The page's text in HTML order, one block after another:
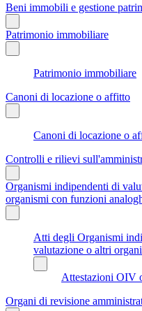
Beni immobili e gestione
Patrimonio immobiliare
Patrimonio immobiliare
Canoni di locazione o affitto
Canoni di locazione o
Controlli e rilievi
Organismi indipendenti di
organismi con funzioni
Atti degli Organismi
valutazione o altri
Attestazioni OIV
Organi di revisione